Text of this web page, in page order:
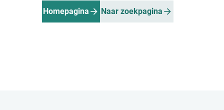
Homepagina Naar zoekpagina